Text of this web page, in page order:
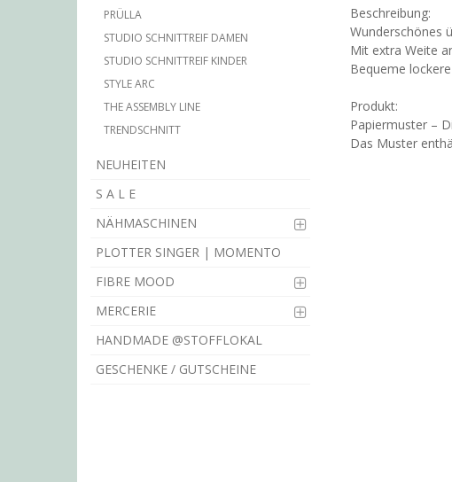
PRÜLLA
STUDIO SCHNITTREIF DAMEN
STUDIO SCHNITTREIF KINDER
STYLE ARC
THE ASSEMBLY LINE
TRENDSCHNITT
NEUHEITEN
S A L E
NÄHMASCHINEN
PLOTTER SINGER | MOMENTO
FIBRE MOOD
MERCERIE
HANDMADE @STOFFLOKAL
GESCHENKE / GUTSCHEINE
Beschreibung:
Wunderschönes
Mit extra Weite
Bequeme
Produkt:
Papiermuster –
Das Muster